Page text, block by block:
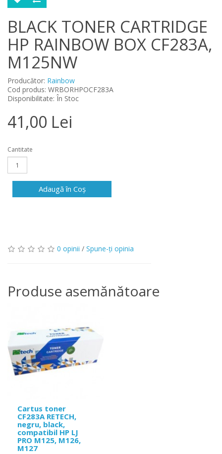
BLACK TONER CARTRIDGE
HP RAINBOW BOX CF283A,
M125NW
Producător: Rainbow
Cod produs: WRBORHPOCF283A
Disponibilitate: În Stoc
41,00 Lei
Cantitate
Adaugă în Coş
0 opinii / Spune-ţi opinia
Produse asemănătoare
Cartus toner
CF283A RETECH,
negru, black,
compatibil HP LJ
PRO M125, M126,
M127